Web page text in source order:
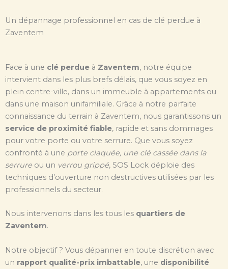
Un dépannage professionnel en cas de clé perdue à
Zaventem
Face à une clé perdue à Zaventem, notre équipe
intervient dans les plus brefs délais, que vous soyez en
plein centre-ville, dans un immeuble à appartements ou
dans une maison unifamiliale. Grâce à notre parfaite
connaissance du terrain à Zaventem, nous garantissons un
service de proximité fiable, rapide et sans dommages
pour votre porte ou votre serrure. Que vous soyez
confronté à une porte claquée, une clé cassée dans la
serrure ou un verrou grippé, SOS Lock déploie des
techniques d’ouverture non destructives utilisées par les
professionnels du secteur.
Nous intervenons dans les tous les quartiers de
Zaventem.
Notre objectif ? Vous dépanner en toute discrétion avec
un rapport qualité-prix imbattable, une disponibilité